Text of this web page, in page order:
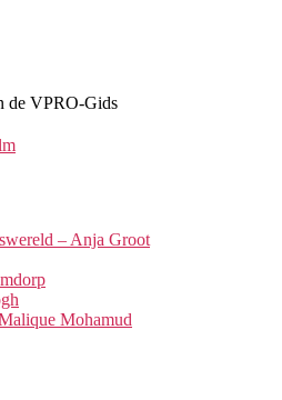
de VPRO-Gids
– Anja Groot
Mohamud